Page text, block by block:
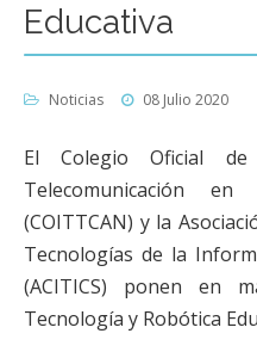
Educativa
Noticias 08 Julio 2020
El Colegio Oficial de
Telecomunicación
(COITTCAN) y la
Tecnologías de la
(ACITICS) ponen en
Tecnología y Robótica